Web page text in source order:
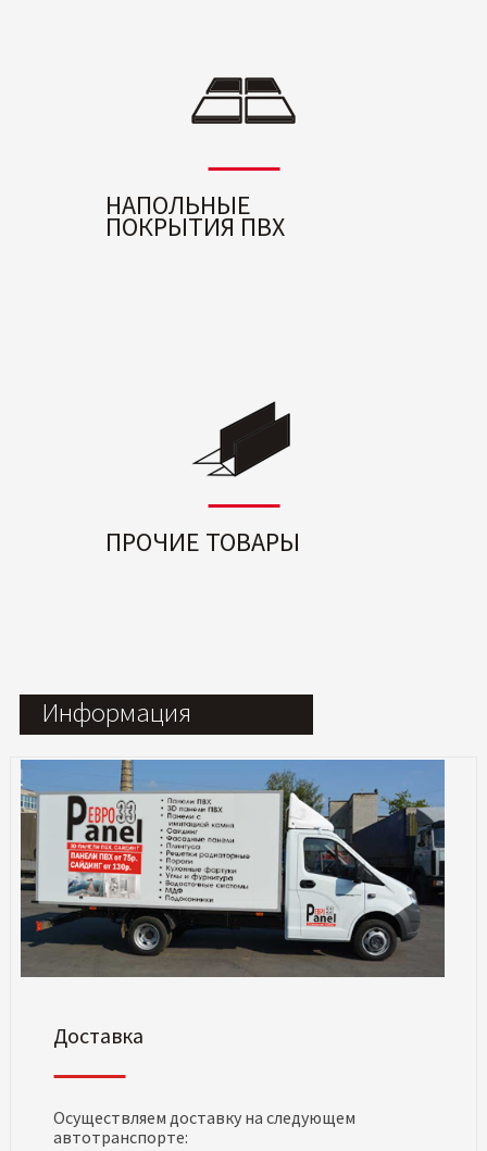
НАПОЛЬНЫЕ
ПОКРЫТИЯ ПВХ
ПРОЧИЕ ТОВАРЫ
Информация
Доставка
Осуществляем доставку на следующем
автотранспорте: